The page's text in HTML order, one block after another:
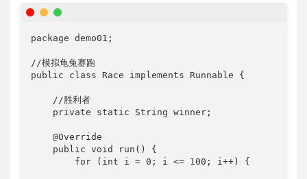
package demo01;
//模拟龟兔赛跑
public class Race implements Runnable {
    //胜利者
    private static String winner;
    @Override
    public void run() {
        for (int i = 0; i <= 100; i++) {